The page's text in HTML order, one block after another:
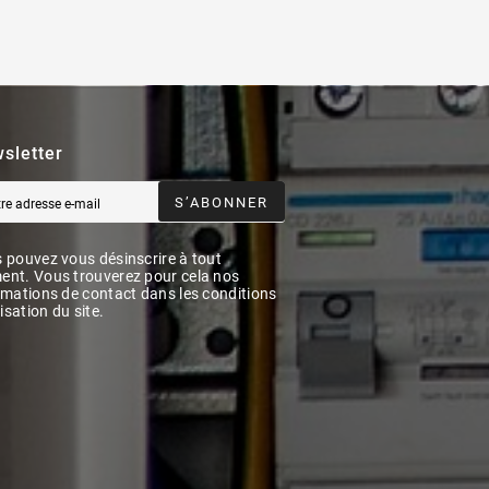
S’ABONNER
pouvez vous désinscrire à tout
Vous trouverez pour cela nos
de contact dans les conditions
du site.